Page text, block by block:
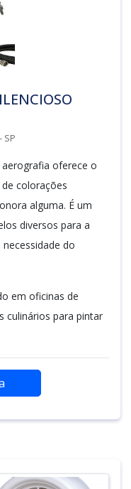
SP
oferece o
colorações
alguma. É um
diversos para a
do
em oficinas de
culinários para pintar